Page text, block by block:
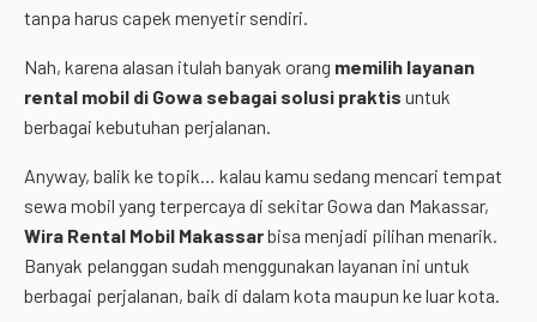
tanpa harus capek menyetir sendiri.
Nah, karena alasan itulah banyak orang memilih layanan
rental mobil di Gowa sebagai solusi praktis untuk
berbagai kebutuhan perjalanan.
Anyway, balik ke topik… kalau kamu sedang mencari tempat
sewa mobil yang terpercaya di sekitar Gowa dan Makassar,
Wira Rental Mobil Makassarbisa menjadi pilihan menarik.
Banyak pelanggan sudah menggunakan layanan ini untuk
berbagai perjalanan, baik di dalam kota maupun ke luar kota.